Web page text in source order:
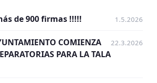
Azor, manteniendointacto
su
: Para obtener
de 900 firmas !!!!! 1.5.2026
COMIENZA
PARA LA TALA
22.3.2026